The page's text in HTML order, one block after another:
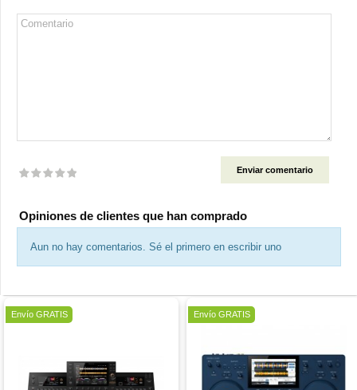
Opiniones de clientes que han comprado
Aun no hay comentarios. Sé el primero en escribir uno
Oferta
Envío GRATIS Oferta
Envío GRATIS